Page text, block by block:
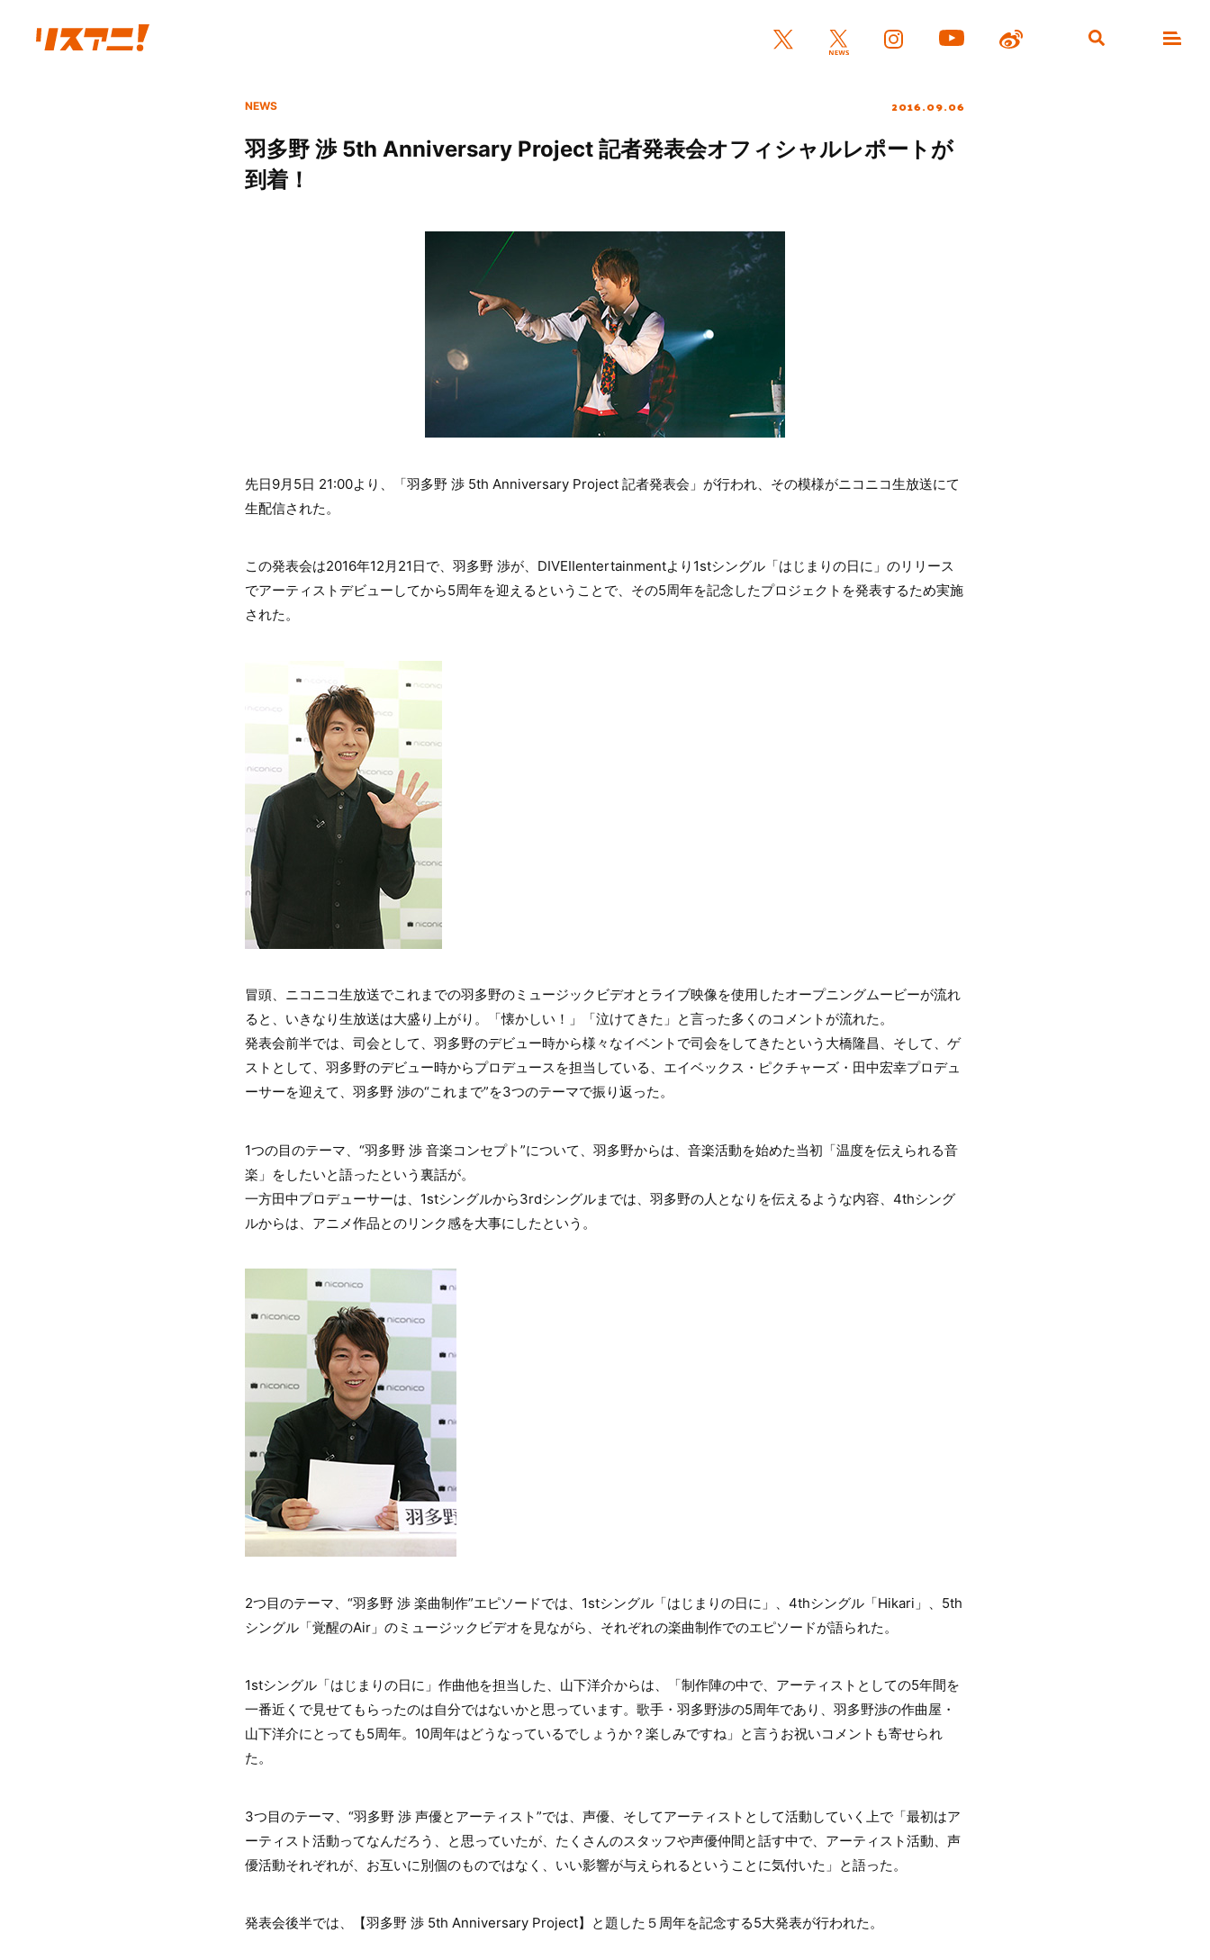
NEWS 2016.09.06
羽多野 渉 5th Anniversary Project 記者発表会オフィシャルレポートが
到着！
先日9月5日 21:00より、「羽多野 渉 5th Anniversary Project 記者発表会」が行われ、その模様がニコニコ生放送にて
生配信された。
この発表会は2016年12月21日で、羽多野 渉が、DIVEIIentertainmentより1stシングル「はじまりの日に」のリリース
でアーティストデビューしてから5周年を迎えるということで、その5周年を記念したプロジェクトを発表するため実施
された。
冒頭、ニコニコ生放送でこれまでの羽多野のミュージックビデオとライブ映像を使用したオープニングムービーが流れ
ると、いきなり生放送は大盛り上がり。「懐かしい！」「泣けてきた」と言った多くのコメントが流れた。
発表会前半では、司会として、羽多野のデビュー時から様々なイベントで司会をしてきたという大橋隆昌、そして、ゲ
ストとして、羽多野のデビュー時からプロデュースを担当している、エイベックス・ピクチャーズ・田中宏幸プロデュ
ーサーを迎えて、羽多野 渉の“これまで”を3つのテーマで振り返った。
1つの目のテーマ、“羽多野 渉 音楽コンセプト”について、羽多野からは、音楽活動を始めた当初「温度を伝えられる音
楽」をしたいと語ったという裏話が。
一方田中プロデューサーは、1stシングルから3rdシングルまでは、羽多野の人となりを伝えるような内容、4thシング
ルからは、アニメ作品とのリンク感を大事にしたという。
2つ目のテーマ、“羽多野 渉 楽曲制作”エピソードでは、1stシングル「はじまりの日に」、4thシングル「Hikari」、5th
シングル「覚醒のAir」のミュージックビデオを見ながら、それぞれの楽曲制作でのエピソードが語られた。
1stシングル「はじまりの日に」作曲他を担当した、山下洋介からは、「制作陣の中で、アーティストとしての5年間を
一番近くで見せてもらったのは自分ではないかと思っています。歌手・羽多野渉の5周年であり、羽多野渉の作曲屋・
山下洋介にとっても5周年。10周年はどうなっているでしょうか？楽しみですね」と言うお祝いコメントも寄せられ
た。
3つ目のテーマ、“羽多野 渉 声優とアーティスト”では、声優、そしてアーティストとして活動していく上で「最初はア
ーティスト活動ってなんだろう、と思っていたが、たくさんのスタッフや声優仲間と話す中で、アーティスト活動、声
優活動それぞれが、お互いに別個のものではなく、いい影響が与えられるということに気付いた」と語った。
発表会後半では、【羽多野 渉 5th Anniversary Project】と題した５周年を記念する5大発表が行われた。